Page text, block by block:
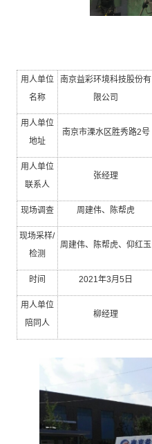
用人单位
名称
南京益彩环境科技股份有
限公司
用人单位
地址
南京市溧水区胜秀路2号
用人单位
联系人
张经理
现场调查 周建伟、陈帮虎
现场采样/
检测
周建伟、陈帮虎、仰红玉
时间 2021年3月5 日
用人单位
陪同人
柳经理